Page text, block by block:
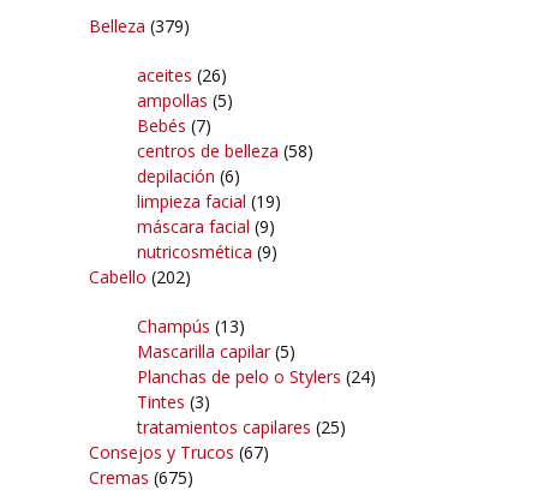
Belleza (379)
aceites (26)
ampollas (5)
Bebés (7)
centros de belleza (58)
depilación (6)
limpieza facial (19)
máscara facial (9)
nutricosmética (9)
Cabello (202)
Champús (13)
Mascarilla capilar(5)
Planchas de pelo o Stylers (24)
Tintes (3)
tratamientos capilares (25)
Consejos y Trucos (67)
Cremas (675)